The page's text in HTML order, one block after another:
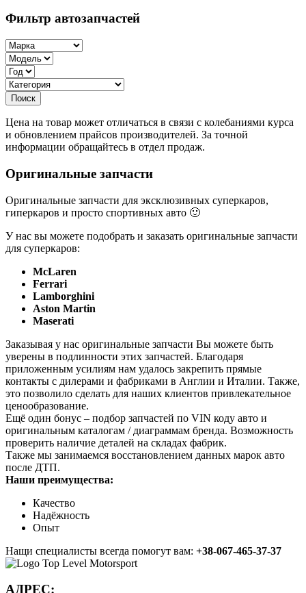
Фильтр автозапчастей
Цена на товар может отличаться в связи с колебаниями курса
и обновлением прайсов производителей. За точной
информации обращайтесь в отдел продаж.
Оригинальные запчасти
Оригинальные запчасти для эксклюзивных суперкаров,
гиперкаров и просто спортивных авто 🙂
У нас вы можете подобрать и заказать оригинальные запчасти
для суперкаров:
McLaren
Ferrari
Lamborghini
Aston Martin
Maserati
Заказывая у нас оригинальные запчасти Вы можете быть
уверены в подлинности этих запчастей. Благодаря
приложенным усилиям нам удалось закрепить прямые
контакты с дилерами и фабриками в Англии и Италии. Также,
это позволило сделать для наших клиентов привлекательное
ценообразование.
Ещё один бонус – подбор запчастей по VIN коду авто и
оригинальным каталогам / диаграммам бренда. Возможность
проверить наличие деталей на складах фабрик.
Также мы занимаемся восстановлением данных марок авто
после ДТП.
Наши преимущества:
Качество
Надёжность
Опыт
Нащи специалисты всегда помогут вам: +38-067-465-37-37
АДРЕС: